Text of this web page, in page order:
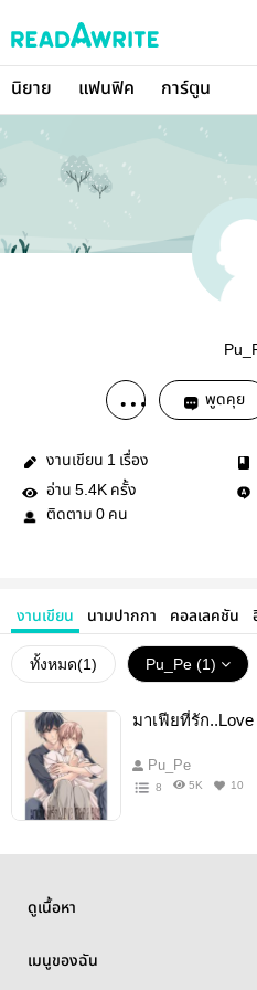
นิยาย แฟนฟิค การ์ตูน
พูดคุย
งานเขียน 1 เรื่อง
อ่าน 5.4K ครั้ง
ติดตาม 0 คน
งานเขียน นามปากกา คอลเลคชัน
ทั้งหมด(1) Pu_Pe (1)
มาเฟียที่รัก..Love
Pu_Pe
8 5K 10
ดูเนื้อหา
เมนูของฉัน